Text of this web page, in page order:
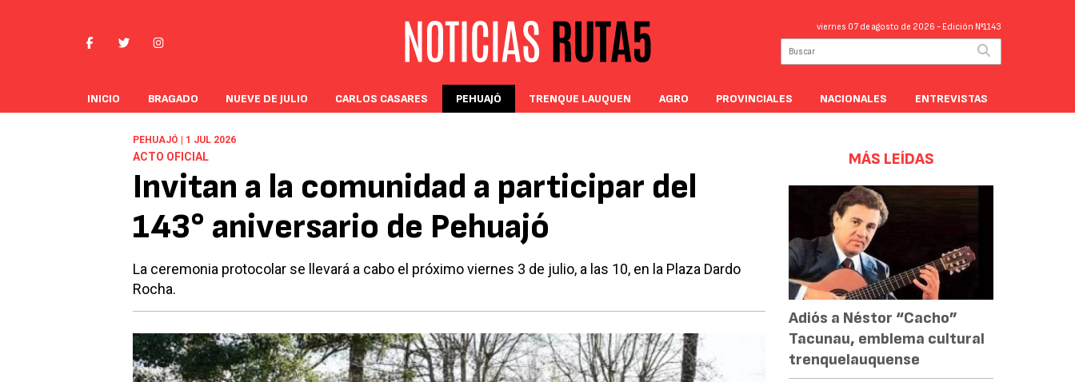
viernes 07 de agosto de 2026 - Edición Nº1143
INICIO BRAGADO NUEVE DE JULIO CARLOS CASARES PEHUAJÓ TRENQUE LAUQUEN AGRO PROVINCIALES NACIONALES ENTREVISTAS
PEHUAJÓ | 1 JUL 2026
ACTO OFICIAL
Invitan a la comunidad a participar del
143° aniversario de Pehuajó
La ceremonia protocolar se llevará a cabo el próximo viernes 3 de julio, a las 10, en la Plaza Dardo
Rocha.
MÁS LEÍDAS
Adiós a Néstor “Cacho”
Tacunau, emblema cultural
trenquelauquense